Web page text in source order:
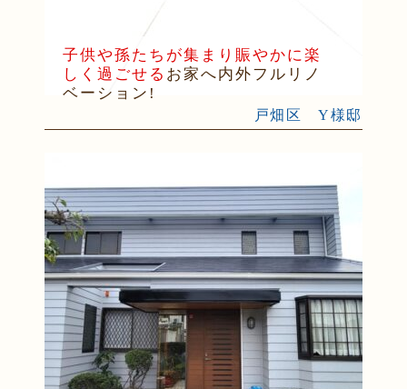
子供や孫たちが集まり賑やかに楽
しく過ごせる お家へ内外フルリノ
ベーション!
戸畑区 Y様邸